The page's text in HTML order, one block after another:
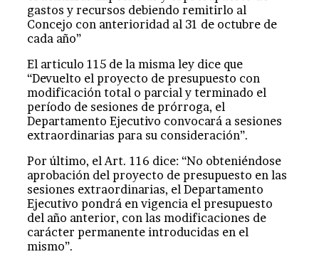
gastos y recursos debiendo remitirlo al
Concejo con anterioridad al 31 de octubre de
cada año”
El articulo 115 de la misma ley dice que
“Devuelto el proyecto de presupuesto con
modificación total o parcial y terminado el
período de sesiones de prórroga, el
Departamento Ejecutivo convocará a sesiones
extraordinarias para su consideración”.
Por último, el Art. 116 dice: “No obteniéndose
aprobación del proyecto de presupuesto en las
sesiones extraordinarias, el Departamento
Ejecutivo pondrá en vigencia el presupuesto
del año anterior, con las modificaciones de
carácter permanente introducidas en el
mismo”.